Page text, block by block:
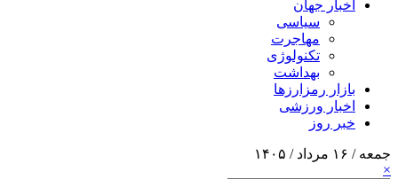
اخبار جهان
سیاسی
مهاجرت
تکنولوژی
بهداشت
بازار رمزارزها
اخبار ورزشی
خبر روز
جمعه / ۱۶ مرداد / ۱۴۰۵
×